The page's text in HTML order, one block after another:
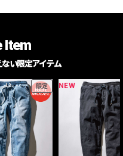
Item
い限定アイテム
限定 NEW